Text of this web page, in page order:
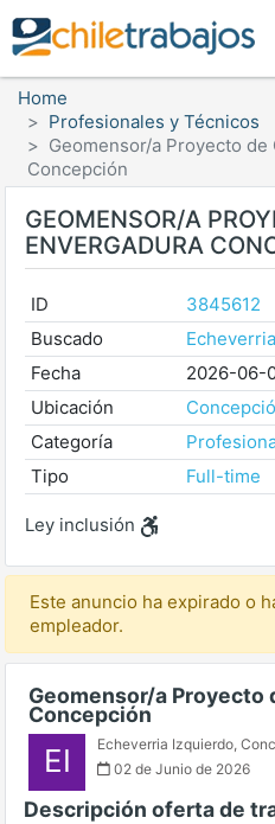
Home
Profesionales y Técnicos
Geomensor/a Proyecto de
Concepción
GEOMENSOR/A
ENVERGADURA
ID
3845612
Buscado
Fecha
2026-06-
Ubicación
Categoría
Tipo
Full-time
Ley inclusión
Este anuncio ha expirado o
empleador.
Geomensor/a Proyecto
Concepción
EI Echeverria Izquierdo,
02 de Junio de 2026
Descripción oferta de